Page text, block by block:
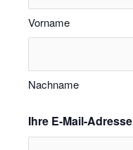
Vorname
Nachname
Ihre E-Mail-Adresse